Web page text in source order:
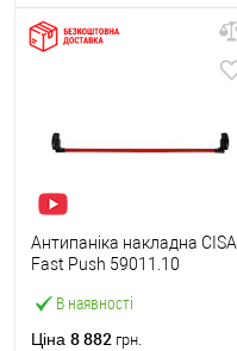
В наявності
Антипаніка накладна CISA
Fast Push 59011.10
штангою 1500 мм червона
Ціна 8 882 грн.